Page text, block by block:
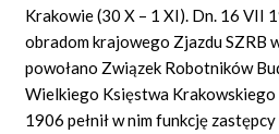
Krakowie (30 X – 1 XI). Dn. 16 VII
obradom krajowego Zjazdu SZRB
powołano Związek Robotników
Wielkiego Księstwa
1906 pełnił w nim funkcję